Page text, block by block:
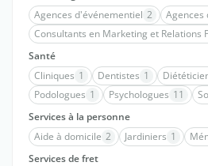
Agences d'événementiel 2 Agences
Consultants en Marketing et Relations
Santé
Cliniques 1 Dentistes 1
Podologues 1 Psychologues 11
Services à la personne
Aide à domicile 2 Jardiniers 1
Services de fret